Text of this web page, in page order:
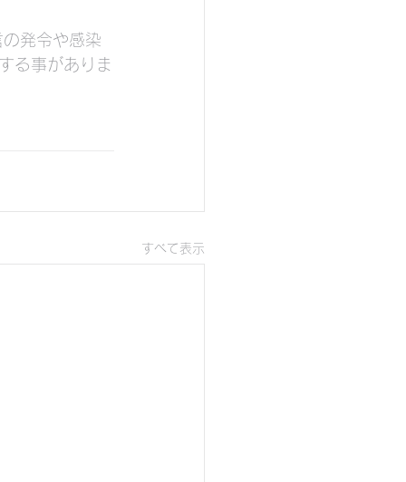
発令や感染
る事がありま
すべて表示